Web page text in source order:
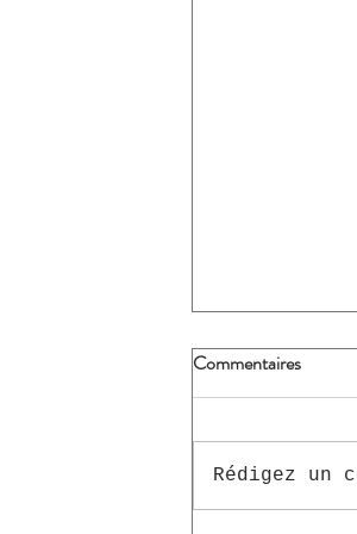
Fais court!
Commentaires
Rédigez un